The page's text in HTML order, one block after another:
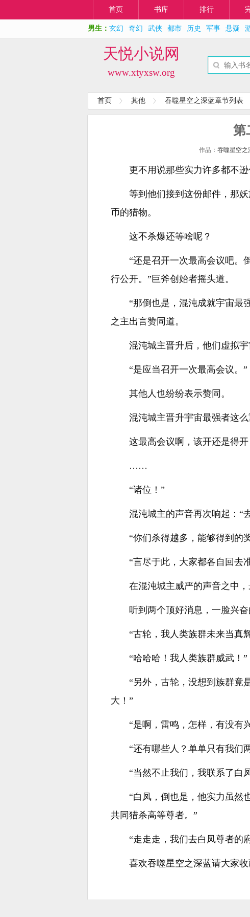
首页 书库 排行
男生： 玄幻 奇幻 武侠 都市 历史 军事 悬疑
天悦小说网
www.xtyxsw.org
首页 其他 吞噬星空之深蓝章节列表
第
作品： 吞噬星空之
更不用说那些实力许多都不
等到他们接到这份邮件，那
币的猎物。
这不杀爆还等啥呢？
“还是召开一次最高会议吧。
行公开。”巨斧创始者摇头道。
“那倒也是，混沌成就宇宙最
之主出言赞同道。
混沌城主晋升后，他们虚拟
“是应当召开一次最高会议。”
其他人也纷纷表示赞同。
混沌城主晋升宇宙最强者这
这最高会议啊，该开还是得开
……
“诸位！”
混沌城主的声音再次响起：“
“你们杀得越多，能够得到的
“言尽于此，大家都各自回去
在混沌城主威严的声音之中，
听到两个顶好消息，一脸兴
“古轮，我人类族群未来当真
“哈哈哈！我人类族群威武！”
“另外，古轮，没想到族群竟
大！”
“是啊，雷鸣，怎样，有没有
“还有哪些人？单单只有我们
“当然不止我们，我联系了白
“白凤，倒也是，他实力虽然
共同猎杀高等尊者。”
“走走走，我们去白凤尊者的
喜欢吞噬星空之深蓝请大家